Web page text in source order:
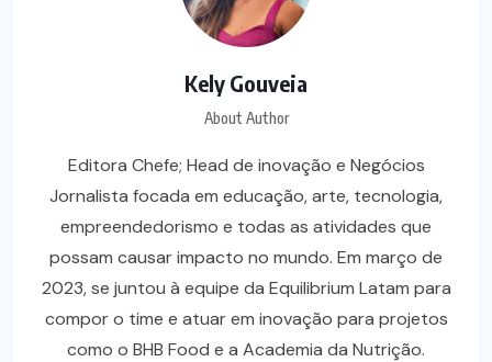
Kely Gouveia
About Author
Editora Chefe; Head de inovação e Negócios
Jornalista focada em educação, arte, tecnologia,
empreendedorismo e todas as atividades que
possam causar impacto no mundo. Em março de
2023, se juntou à equipe da Equilibrium Latam para
compor o time e atuar em inovação para projetos
como o BHB Food e a Academia da Nutrição.